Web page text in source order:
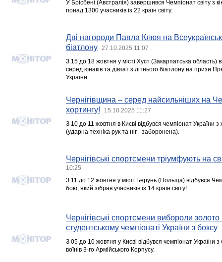
У Брісбені (Австралія) завершився Чемпіонат світу з
понад 1300 учасників із 22 країн світу.
Дві нагороди Павла Клюя на
біатлону
27.10.2025 11:07
З 15 до 18 жовтня у місті Хуст (Закарпатська область)
серед юнаків та дівчат з літнього біатлону на призи
України.
Чернігівщина – серед найсильніших на
хортингу!
15.10.2025 11:27
З 10 до 11 жовтня в Києві відбувся чемпіонат України
(ударна техніка рук та ніг - заборонена).
Чернігівські спортсмени тріумфують на
10:25
З 11 до 12 жовтня у місті Берунь (Польща) відбувся
бою, який зібрав учасників із 14 країн світу!
Чернігівські спортсмени вибороли золото
студентському чемпіонаті України з боксу
З 05 до 10 жовтня у Києві відбувся чемпіонат України
воїнів 3-го Армійського Корпусу.